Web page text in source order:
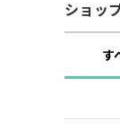
ショッ
す